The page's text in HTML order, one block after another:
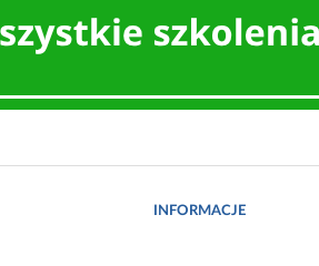
INFORMACJE